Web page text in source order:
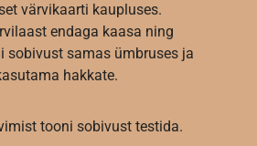
värvikaarti kaupluses.
endaga kaasa ning
sobivust samas ümbruses ja
hakkate.
tooni sobivust testida.